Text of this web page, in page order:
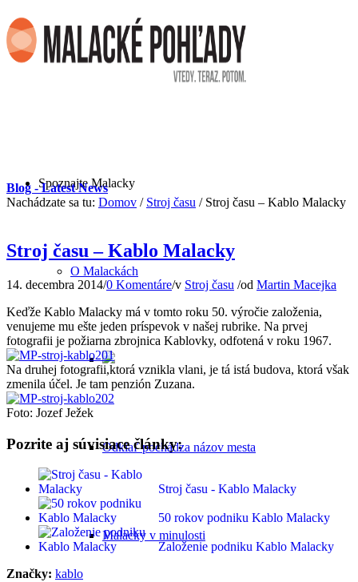
Spoznajte Malacky
O Malackách
Odkiaľ pochádza názov mesta
Malacky v minulosti
Blog - Latest News
Nachádzate sa tu: Domov / Stroj času / Stroj času – Kablo Malacky
Stroj času – Kablo Malacky
14. decembra 2014/0 Komentáre/v Stroj času /od Martin Macejka
Keďže Kablo Malacky má v tomto roku 50. výročie založenia,
venujeme mu ešte jeden príspevok v našej rubrike. Na prvej
fotografii je požiarna zbrojnica Kablovky, odfotená v roku 1967.
Na druhej fotografii,ktorá vznikla vlani, je tá istá budova, ktorá však
zmenila účel. Je tam penzión Zuzana.
Foto: Jozef Ježek
Pozrite aj súvisiace články:
Stroj času - Kablo Malacky
50 rokov podniku Kablo Malacky
Založenie podniku Kablo Malacky
Značky: kablo